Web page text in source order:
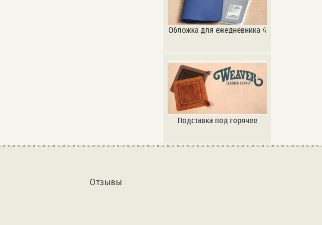
#изделияизкожи #leathercraft
#leather #pablikkozhevnika
#выкройкиизкожи #выкройки
Обложка для ежедневника 4
Подставка под горячее
Отзывы